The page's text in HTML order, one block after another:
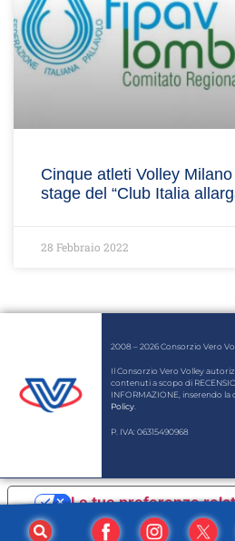
Cinque atleti Volley
stage del “Club Italia
28 Febbraio 2022
2008 – 2026 Consorzio Vero
Il Consorzio Vero Volley
contenuti a scopo di
INFORMAZIONE, inserendo
Policy.
P. IVA: 06315490968
Informativa sulla raccolta
Le tue preferenze